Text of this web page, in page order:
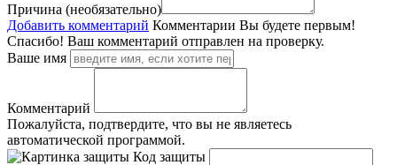
Причина (необязательно)
Добавить комментарий Комментарии Вы будете первым!
Спасибо! Ваш комментарий отправлен на проверку.
Ваше имя
Комментарий
Пожалуйста, подтвердите, что вы не являетесь
автоматической программой.
Код защиты